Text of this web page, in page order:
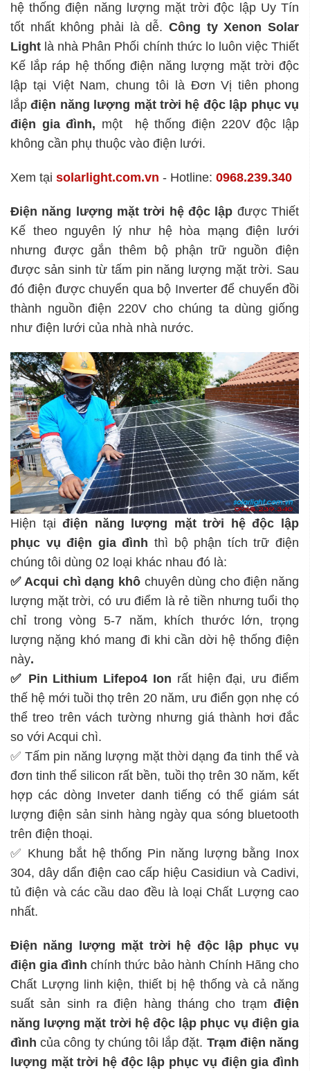
hệ thống điện năng lượng mặt trời độc lập Uy Tín
tốt nhất không phải là dễ. Công ty Xenon Solar
Light là nhà Phân Phối chính thức lo luôn việc Thiết
Kế lắp ráp hệ thống điện năng lượng mặt trời độc
lập tại Việt Nam, chung tôi là Đơn Vị tiên phong
lắpđiện năng lượng mặt trời hệ độc lập phục vụ
điện gia đình, một hệ thống điện 220V độc lập
không cần phụ thuộc vào điện lưới.
Xem tại solarlight.com.vn - Hotline: 0968.239.340
Điện năng lượng mặt trời hệ độc lập được Thiết
Kế theo nguyên lý như hệ hòa mạng điện lưới
nhưng được gắn thêm bộ phận trữ nguồn điện
được sản sinh từ tấm pin năng lượng mặt trời. Sau
đó điện được chuyển qua bộ Inverter để chuyển đồi
thành nguồn điện 220V cho chúng ta dùng giống
như điện lưới của nhà nhà nước.
Hiện tạiđiện năng lượng mặt trời hệ độc lập
phục vụ điện gia đình thì bộ phận tích trữ điện
chúng tôi dùng 02 loại khác nhau đó là:
✅ Acqui chì dạng khô chuyên dùng cho điện năng
lượng mặt trời, có ưu điểm là rẻ tiền nhưng tuổi thọ
chỉ trong vòng 5-7 năm, khích thước lớn, trọng
lượng nặng khó mang đi khi cần dời hệ thống điện
này.
✅ Pin Lithium Lifepo4 Ion rất hiện đại, ưu điểm
thế hệ mới tuồi thọ trên 20 năm, ưu điển gọn nhẹ có
thể treo trên vách tường nhưng giá thành hơi đắc
so với Acqui chì.
✅ Tấm pin năng lượng mặt thời dạng đa tinh thể và
đơn tinh thể silicon rất bền, tuồi thọ trên 30 năm, kết
hợp các dòng Inveter danh tiếng có thể giám sát
lượng điện sản sinh hàng ngày qua sóng bluetooth
trên điện thoại.
✅ Khung bắt hệ thống Pin năng lượng bằng Inox
304, dây dẩn điện cao cấp hiệu Casidiun và Cadivi,
tủ điện và các cầu dao đều là loại Chất Lượng cao
nhất.
Điện năng lượng mặt trời hệ độc lập phục vụ
điện gia đình chính thức bảo hành Chính Hãng cho
Chất Lượng linh kiện, thiết bị hệ thống và cả năng
suất sản sinh ra điện hàng tháng cho trạm điện
năng lượng mặt trời hệ độc lập phục vụ điện gia
đình của công ty chúng tôi lắp đặt. Trạm điện năng
lượng mặt trời hệ độc lập phục vụ điện gia đình